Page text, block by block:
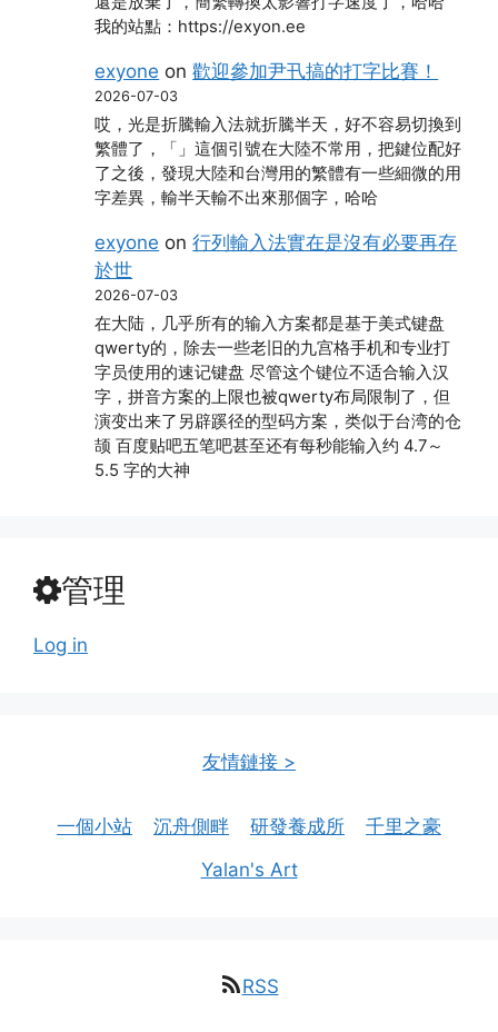
我的站點：https://exyon.ee
exyone on歡迎參加尹卂搞的打字比賽！
2026-07-03
哎，光是折騰輸入法就折騰半天，好不容易切換到
繁體了，「」這個引號在大陸不常用，把鍵位配好
了之後，發現大陸和台灣用的繁體有一些細微的用
字差異，輸半天輸不出來那個字，哈哈
exyone on行列輸入法實在是沒有必要再存
於世
2026-07-03
在大陆，几乎所有的输入方案都是基于美式键盘
qwerty的，除去一些老旧的九宫格手机和专业打
字员使用的速记键盘 尽管这个键位不适合输入汉
字，拼音方案的上限也被qwerty布局限制了，但
演变出来了另辟蹊径的型码方案，类似于台湾的仓
颉 百度贴吧五笔吧甚至还有每秒能输入约 4.7～
5.5 字的大神
管理
Log in
友情鏈接 >
一個小站 沉舟側畔 研發養成所
千里之豪
Yalan's Art
RSS